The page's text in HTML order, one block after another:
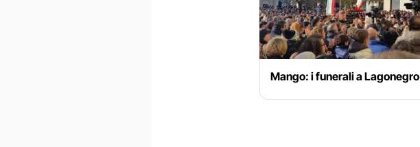
Mango: i funerali a Lagonegro